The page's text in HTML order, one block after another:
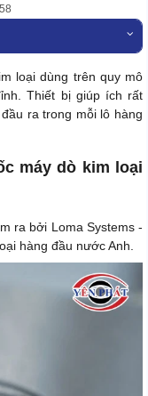
loại dùng trên quy mô
Thiết bị giúp ích rất
ra trong mỗi lô hàng
máy dò kim loại
ra bởi Loma Systems -
hàng đầu nước Anh.